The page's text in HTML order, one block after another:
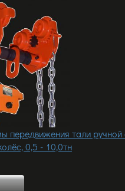
передвижения тали ручной
0,5 - 10,0тн